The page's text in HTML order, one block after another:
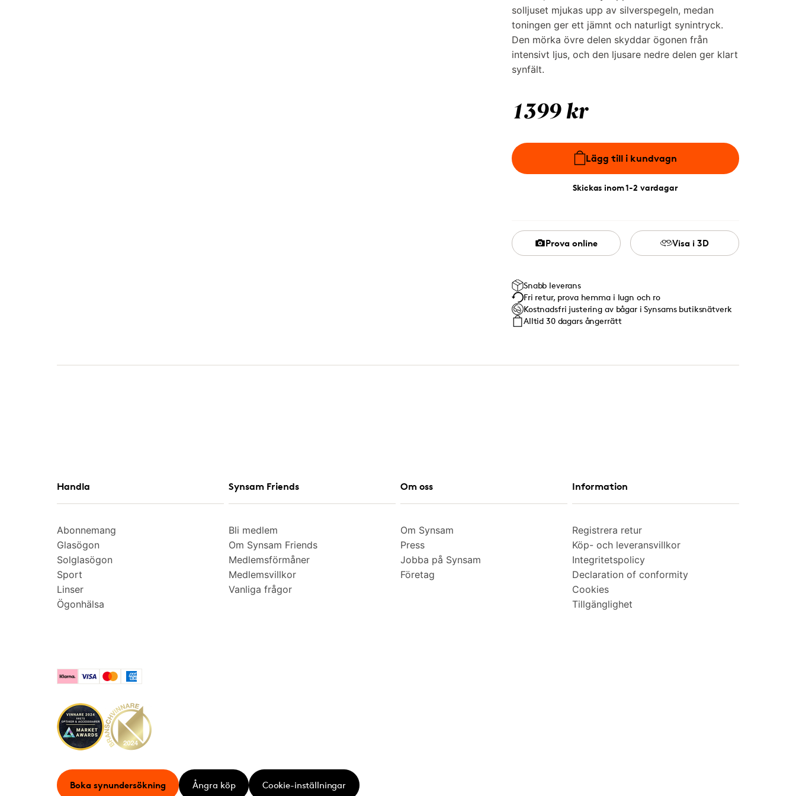
solljuset mjukas upp av silverspegeln, medan
toningen ger ett jämnt och naturligt synintryck.
Den mörka övre delen skyddar ögonen från
intensivt ljus, och den ljusare nedre delen ger klart
synfält.
1399 kr
Lägg till i kundvagn
Skickas inom 1-2 vardagar
Prova online Visa i 3D
Snabb leverans
Fri retur, prova hemma i lugn och ro
Kostnadsfri justering av bågar i Synsams butiksnätverk
Alltid 30 dagars ångerrätt
Handla
Abonnemang
Glasögon
Solglasögon
Sport
Linser
Ögonhälsa
Synsam Friends
Bli medlem
Om Synsam Friends
Medlemsförmåner
Medlemsvillkor
Vanliga frågor
Om oss
Om Synsam
Press
Jobba på Synsam
Företag
Information
Registrera retur
Köp- och leveransvillkor
Integritetspolicy
Declaration of conformity
Cookies
Tillgänglighet
KlarnaVisa MastercardAmerican Express
Boka synundersökning Ångra köp Cookie-inställningar